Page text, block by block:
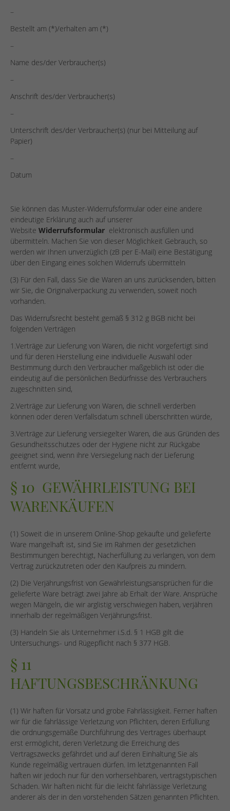
–
Bestellt am (*)/erhalten am (*)
–
Name des/der Verbraucher(s)
–
Anschrift des/der Verbraucher(s)
–
Unterschrift des/der Verbraucher(s) (nur bei Mitteilung auf
Papier)
–
Datum
Sie können das Muster-Widerrufsformular oder eine andere
eindeutige Erklärung auch auf unserer
Website Widerrufsformular elektronisch ausfüllen und
übermitteln. Machen Sie von dieser Möglichkeit Gebrauch, so
werden wir Ihnen unverzüglich (zB per E-Mail) eine Bestätigung
über den Eingang eines solchen Widerrufs übermitteln
(3) Für den Fall, dass Sie die Waren an uns zurücksenden, bitten
wir Sie, die Originalverpackung zu verwenden, soweit noch
vorhanden.
Das Widerrufsrecht besteht gemäß § 312 g BGB nicht bei
folgenden Verträgen
1.Verträge zur Lieferung von Waren, die nicht vorgefertigt sind
und für deren Herstellung eine individuelle Auswahl oder
Bestimmung durch den Verbraucher maßgeblich ist oder die
eindeutig auf die persönlichen Bedürfnisse des Verbrauchers
zugeschnitten sind,
2.Verträge zur Lieferung von Waren, die schnell verderben
können oder deren Verfallsdatum schnell überschritten würde,
3.Verträge zur Lieferung versiegelter Waren, die aus Gründen des
Gesundheitsschutzes oder der Hygiene nicht zur Rückgabe
geeignet sind, wenn ihre Versiegelung nach der Lieferung
entfernt wurde,
§ 10 GEWÄHRLEISTUNG BEI
WARENKÄUFEN
(1) Soweit die in unserem Online-Shop gekaufte und gelieferte
Ware mangelhaft ist, sind Sie im Rahmen der gesetzlichen
Bestimmungen berechtigt, Nacherfüllung zu verlangen, von dem
Vertrag zurückzutreten oder den Kaufpreis zu mindern.
(2) Die Verjährungsfrist von Gewährleistungsansprüchen für die
gelieferte Ware beträgt zwei Jahre ab Erhalt der Ware. Ansprüche
wegen Mängeln, die wir arglistig verschwiegen haben, verjähren
innerhalb der regelmäßigen Verjährungsfrist.
(3) Handeln Sie als Unternehmer i.S.d. § 1 HGB gilt die
Untersuchungs- und Rügepflicht nach § 377 HGB.
§ 11
HAFTUNGSBESCHRÄNKUNG
(1) Wir haften für Vorsatz und grobe Fahrlässigkeit. Ferner haften
wir für die fahrlässige Verletzung von Pflichten, deren Erfüllung
die ordnungsgemäße Durchführung des Vertrages überhaupt
erst ermöglicht, deren Verletzung die Erreichung des
Vertragszwecks gefährdet und auf deren Einhaltung Sie als
Kunde regelmäßig vertrauen dürfen. Im letztgenannten Fall
haften wir jedoch nur für den vorhersehbaren, vertragstypischen
Schaden. Wir haften nicht für die leicht fahrlässige Verletzung
anderer als der in den vorstehenden Sätzen genannten Pflichten.